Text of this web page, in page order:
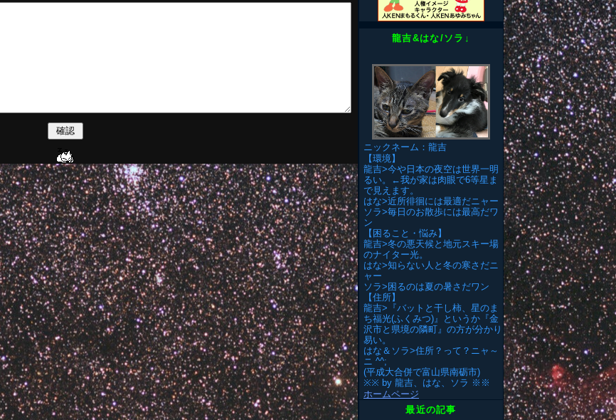
龍吉&はな/ソラ↓
ニックネーム：龍吉
【環境】
龍吉>今や日本の夜空は世界一明
るい。←我が家は肉眼で6等星ま
で見えます。
はな>近所徘徊には最適だニャー
ソラ>毎日のお散歩には最高だワ
ン
【困ること・悩み】
龍吉>冬の悪天候と地元スキー場
のナイター光。
はな>知らない人と冬の寒さだニ
ャー
ソラ>困るのは夏の暑さだワン
【住所】
龍吉>『バットと干し柿、星のま
ち福光(ふくみつ)』というか『金
沢市と県境の隣町』の方が分かり
易い。
はな＆ソラ>住所？って？ニャ～
ニ ^^;
(平成大合併で富山県南砺市)
※※ by 龍吉、はな、ソラ ※※
ホームページ
最近の記事